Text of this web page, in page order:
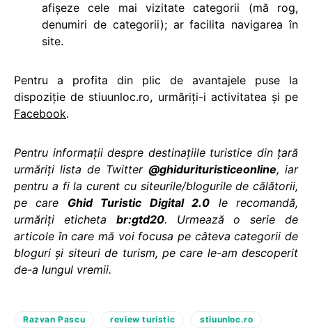
afișeze cele mai vizitate categorii (mă rog,
denumiri de categorii); ar facilita navigarea în
site.
Pentru a profita din plic de avantajele puse la
dispoziție de stiuunloc.ro, urmăriți-i activitatea și pe
Facebook.
Pentru informații despre destinațiile turistice din țară
urmăriți lista de Twitter @ghidurituristiceonline, iar
pentru a fi la curent cu siteurile/blogurile de călătorii,
pe care Ghid Turistic Digital 2.0 le recomandă,
urmăriți eticheta br:gtd20.
Urmează o serie de
articole în care mă voi focusa pe câteva categorii de
bloguri și siteuri de turism, pe care le-am descoperit
de-a lungul vremii.
Razvan Pascu review turistic stiuunloc.ro